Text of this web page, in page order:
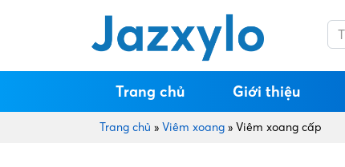
Trang chủ Giới thiệu
Trang chủ » Viêm xoang » Viêm xoang cấp